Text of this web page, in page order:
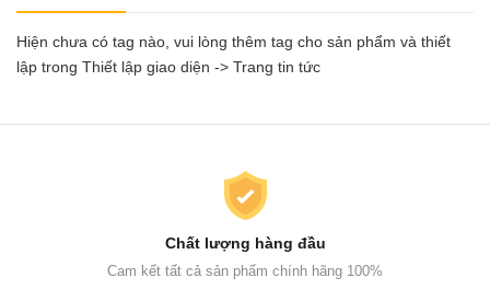
Hiện chưa có tag nào, vui lòng thêm tag cho sản phẩm và thiết
lập trong Thiết lập giao diện -> Trang tin tức
Chất lượng hàng đầu
Cam kết tất cả sản phẩm chính hãng 100%